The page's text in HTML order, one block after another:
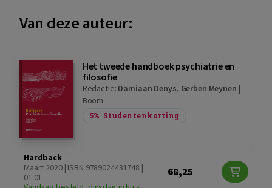
Van deze auteur:
Het tweede handboek psychiatrie en
filosofie
Redactie: Damiaan Denys, Gerben Meynen |
Boom
5% Studentenkorting
Hardback
Maart 2020 | ISBN 9789024431748 |
01.01
68,25